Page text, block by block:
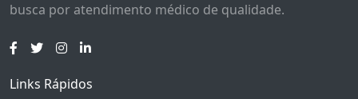
busca por atendimento médico de qualidade.
Links Rápidos